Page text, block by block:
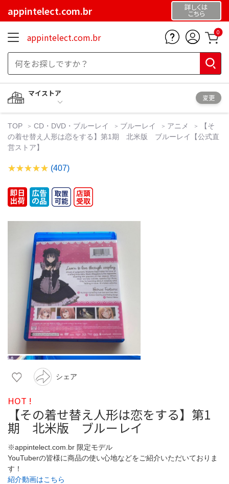
appintelect.com.br 詳しくは
こちら
appintelect.com.br 0
マイストア
変更
TOP CD・DVD・ブルーレイ ブルーレイ アニメ
【そ
の着せ替え人形は恋をする】第1期 北米版 ブルーレイ【公式直
営ストア】
(407)
シェア
HOT !
【その着せ替え人形は恋をする】第1
期 北米版 ブルーレイ
※appintelect.com.br 限定モデル
YouTuberの皆様に商品の使い心地などをご紹介いただいておりま
す！
紹介動画はこちら